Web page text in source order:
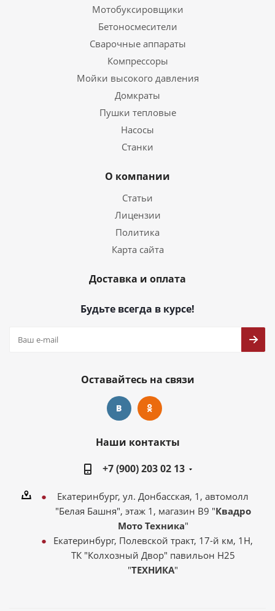
Мотобуксировщики
Бетоносмесители
Сварочные аппараты
Компрессоры
Мойки высокого давления
Домкраты
Пушки тепловые
Насосы
Станки
О компании
Статьи
Лицензии
Политика
Карта сайта
Доставка и оплата
Будьте всегда в курсе!
Оставайтесь на связи
Наши контакты
+7 (900) 203 02 13
Екатеринбург, ул. Донбасская, 1, автомолл
"Белая Башня", этаж 1, магазин В9 "Квадро
Мото Техника"
Екатеринбург, Полевской тракт, 17-й км, 1Н,
ТК "Колхозный Двор" павильон Н25
"ТЕХНИКА"